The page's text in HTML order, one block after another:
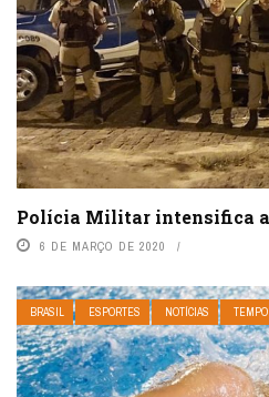
Polícia Militar intensifica
6 DE MARÇO DE 2020
BRASIL ESPORTES NOTÍCIAS